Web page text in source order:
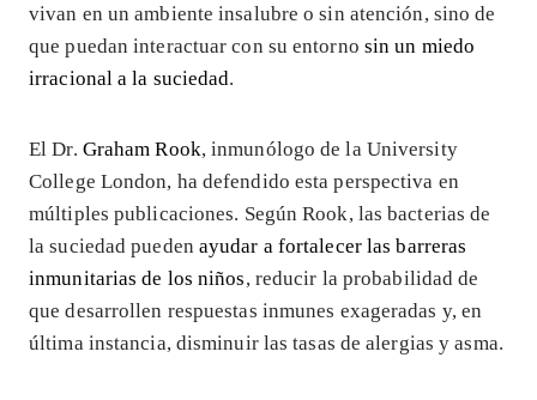
vivan en un ambiente insalubre o sin atención, sino de
que puedan interactuar con su entorno sin un miedo
irracional a la suciedad.
El Dr. Graham Rook, inmunólogo de la University
College London, ha defendido esta perspectiva en
múltiples publicaciones. Según Rook, las bacterias de
la suciedad pueden ayudar a fortalecer las barreras
inmunitarias de los niños, reducir la probabilidad de
que desarrollen respuestas inmunes exageradas y, en
última instancia, disminuir las tasas de alergias y asma.